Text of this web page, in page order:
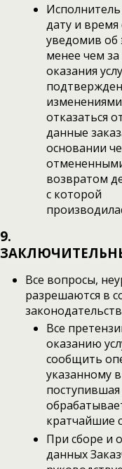
дату и время
уведомив об
менее чем
оказания
отказаться
данные
основании
возвратом
с которой
9.
Все вопросы,
разрешаются в
Все
оказанию
сообщить
указанному
кратчайшие
При сборе и
данных